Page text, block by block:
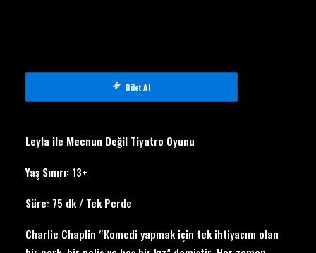
Bilet Al
Leyla ile Mecnun Değil Tiyatro Oyunu
Yaş Sınırı: 13+
Süre: 75 dk / Tek Perde
Charlie Chaplin “Komedi yapmak için tek ihtiyacım olan